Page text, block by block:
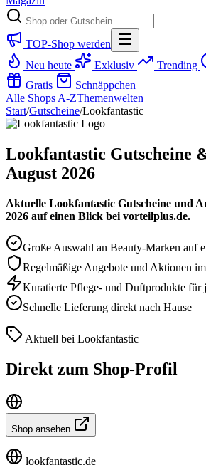
TOP-Shop werden
Neu heute
Exklusiv Trending
Gratis
Schnäppchen
Alle Shops A-ZThemenwelten
Start/Gutscheine/Lookfantastic
Lookfantastic Gutscheine
August 2026
Aktuelle Lookfantastic Gutscheine und
2026 auf einen Blick bei vorteilplus.de.
Große Auswahl an Beauty-Marken auf
Regelmäßige Angebote und Aktionen
Kuratierte Pflege- und Duftprodukte für
Schnelle Lieferung direkt nach Hause
Aktuell bei Lookfantastic
Direkt zum Shop-Profil
Shop ansehen
lookfantastic.de